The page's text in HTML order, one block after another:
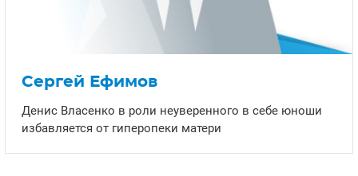
Сергей Ефимов
Денис Власенко в роли неуверенного в себе юноши
избавляется от гиперопеки матери